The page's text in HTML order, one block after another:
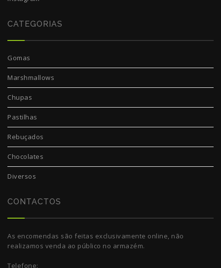
CATEGORIAS
Gomas
Marshmallows
Chupas
Pastilhas
Rebuçados
Chocolates
Diversos
CONTACTOS
As encomendas são feitas exclusivamente online, não
realizamos venda ao público no armazém.
Telefone: